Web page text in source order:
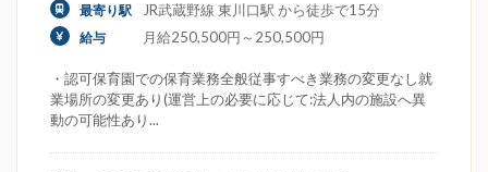
最寄り駅 JR武蔵野線 東川口駅 から徒歩で15分
給与 月給250,500円～250,500円
・認可保育園での保育業務全般従事すべき業務の変更なし就
業場所の変更あり(運営上の必要に応じて:法人内の施設へ異
動の可能性あり...